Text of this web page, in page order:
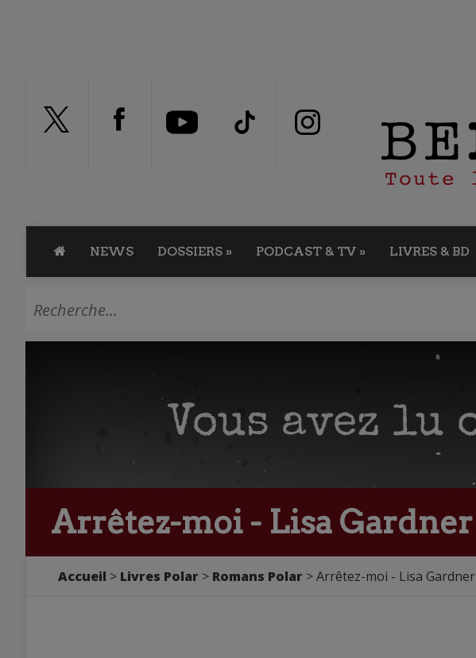
NEWS DOSSIERS » PODCAST & TV » LIVRES & BD
Arrêtez-moi - Lisa Gardner
Accueil Livres Polar Romans Polar Arrêtez-moi - Lisa Gardner